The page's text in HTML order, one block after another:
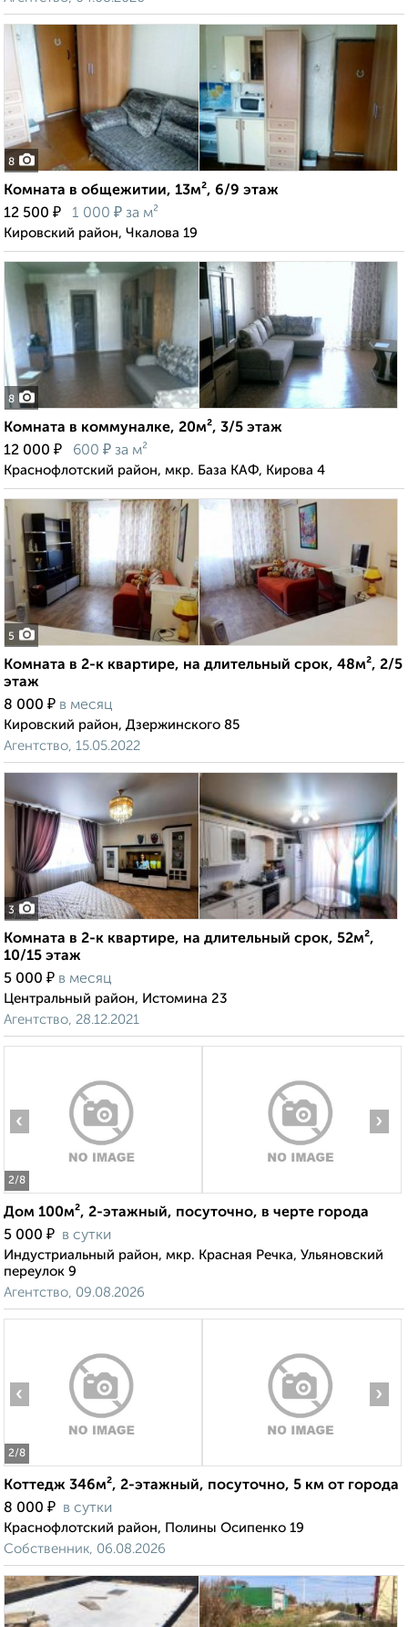
8
Комната в общежитии, 13м², 6/9 этаж
12 500 ₽ 1 000 ₽ за м²
Кировский район, Чкалова 19
8
Комната в коммуналке, 20м², 3/5 этаж
12 000 ₽ 600 ₽ за м²
Краснофлотский район, мкр. База КАФ, Кирова 4
5
Комната в 2-к квартире, на длительный срок, 48м², 2/5
этаж
8 000 ₽ в месяц
Кировский район, Дзержинского 85
Агентство, 15.05.2022
3
Комната в 2-к квартире, на длительный срок, 52м²,
10/15 этаж
5 000 ₽ в месяц
Центральный район, Истомина 23
Агентство, 28.12.2021
2/8
‹ ›
Дом 100м², 2-этажный, посуточно, в черте города
5 000 ₽ в сутки
Индустриальный район, мкр. Красная Речка, Ульяновский
переулок 9
Агентство, 09.08.2026
2/8
‹ ›
Коттедж 346м², 2-этажный, посуточно, 5 км от города
8 000 ₽ в сутки
Краснофлотский район, Полины Осипенко 19
Собственник, 06.08.2026